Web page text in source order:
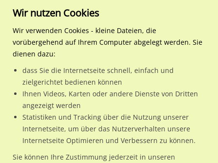
Regionale Plakatwerbung
Mecklenburg-
Wismar, Hansestadt
Lübsche Str./An der
Nutze günstige Werbemöglichkeiten am Standort Lübsche
Str./An der Lübschen Burg/We.li.im Ortsteil Wismar-West)
Wir nutzen Cookies
Wir verwenden Cookies - kleine Dateien, die
vorübergehend auf Ihrem Computer abgelegt werden. Sie
dienen dazu:
dass Sie die Internetseite schnell, einfach und
zielgerichtet bedienen können
Ihnen Videos, Karten oder andere Dienste von Dritten
angezeigt werden
Statistiken und Tracking über die Nutzung unserer
Internetseite, um über das Nutzerverhalten unsere
Internetseite Optimieren und Verbessern zu können.
Sie können Ihre Zustimmung jederzeit in unseren